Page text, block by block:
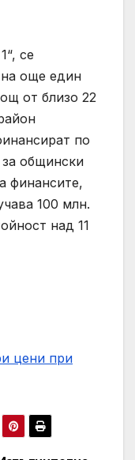
се
още един
от близо 22
по
общински
финансите,
100 млн.
над 11
цени при